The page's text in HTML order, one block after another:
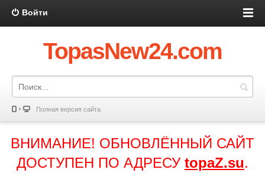
Войти
TopasNew24.com
Полная версия сайта
ВНИМАНИЕ! ОБНОВЛЁННЫЙ САЙТ
ДОСТУПЕН ПО АДРЕСУ topaZ.su.